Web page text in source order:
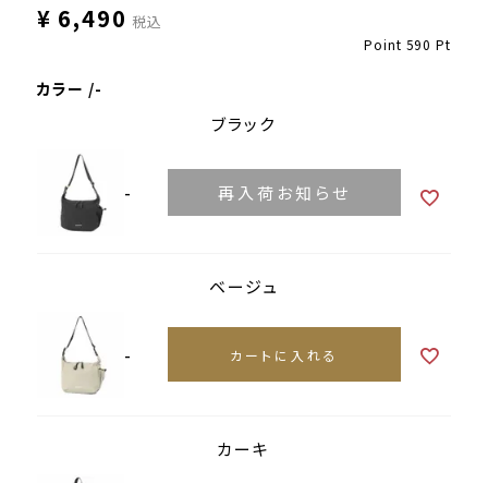
¥ 6,490 税込
Point 590 Pt
カラー -
ブラック
- 再入荷お知らせ
ベージュ
- カートに入れる
カーキ